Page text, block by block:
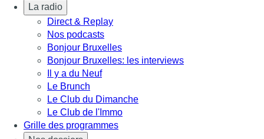
La radio
Direct & Replay
Nos podcasts
Bonjour Bruxelles
Bonjour Bruxelles: les interviews
Il y a du Neuf
Le Brunch
Le Club du Dimanche
Le Club de l'Immo
Grille des programmes